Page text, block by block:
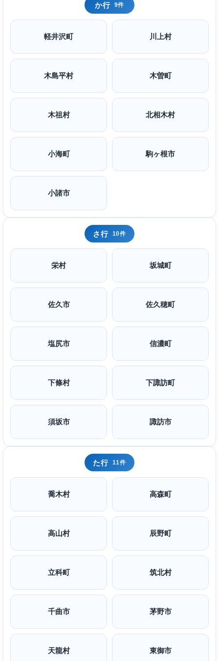
か行 9件
軽井沢町 川上村
木島平村 木曽町
木祖村 北相木村
小海町 駒ヶ根市
小諸市
さ行 10件
栄村 坂城町
佐久市 佐久穂町
塩尻市 信濃町
下條村 下諏訪町
須坂市 諏訪市
た行 11件
喬木村 高森町
高山村 辰野町
立科町 筑北村
千曲市 茅野市
天龍村 東御市